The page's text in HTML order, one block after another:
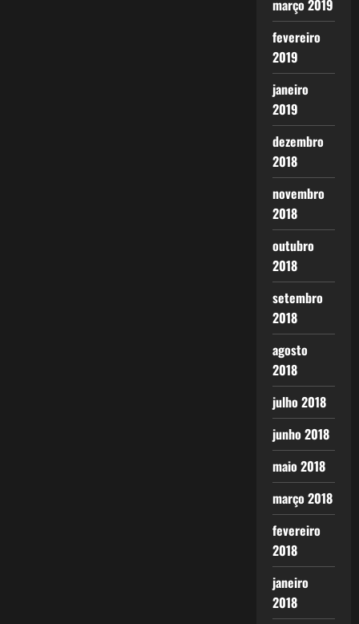
março 2019
fevereiro
2019
janeiro
2019
dezembro
2018
novembro
2018
outubro
2018
setembro
2018
agosto
2018
julho 2018
junho 2018
maio 2018
março 2018
fevereiro
2018
janeiro
2018